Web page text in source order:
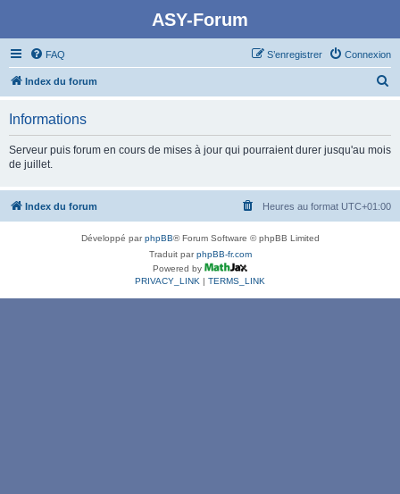
ASY-Forum
FAQ Connexion
S’enregistrer
Index du forum
c
Informations
Serveur puis forum en cours de mises à jour qui pourraient durer jusqu'au mois
de juillet.
Index du forum Heures au format UTC+01:00
Développé parphpBB® Forum Software © phpBB Limited
Traduit parphpBB-fr.com
Powered by
PRIVACY_LINK | TERMS_LINK